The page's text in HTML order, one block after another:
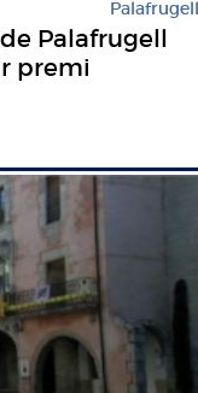
Palafrugell
Palafrugell
premi